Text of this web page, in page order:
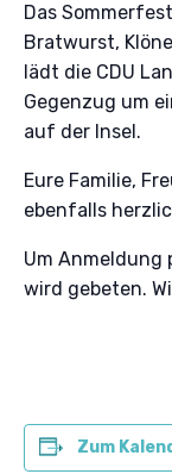
Das
Bratwurst,
lädt die CDU
Gegenzug um
auf der Insel.
Eure Familie,
ebenfalls
Um Anmeldung
wird gebeten.
Zum